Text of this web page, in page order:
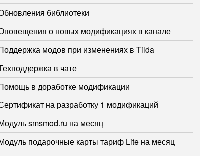
в доработке модификации
модов при изменениях в Tilda
в чате
smsmod.ru на месяц
на разработку 1 модификаций
подарочные карты тариф Lite на месяц
о новых модификациях в канале
библиотеки